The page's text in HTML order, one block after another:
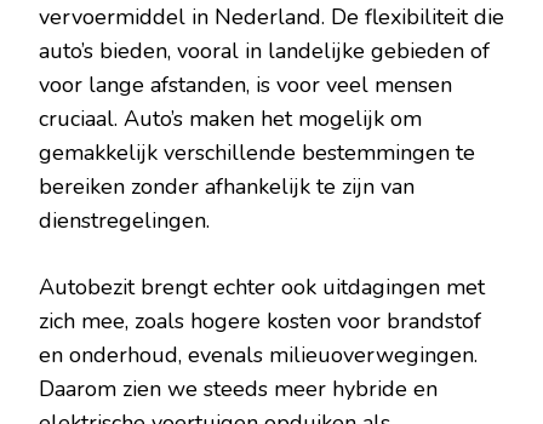
vervoermiddel in Nederland. De flexibiliteit die
auto’s bieden, vooral in landelijke gebieden of
voor lange afstanden, is voor veel mensen
cruciaal. Auto’s maken het mogelijk om
gemakkelijk verschillende bestemmingen te
bereiken zonder afhankelijk te zijn van
dienstregelingen.
Autobezit brengt echter ook uitdagingen met
zich mee, zoals hogere kosten voor brandstof
en onderhoud, evenals milieuoverwegingen.
Daarom zien we steeds meer hybride en